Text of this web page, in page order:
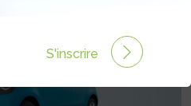
S'inscrire